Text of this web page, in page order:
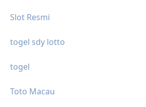
Slot Resmi
togel sdy lotto
togel
Toto Macau